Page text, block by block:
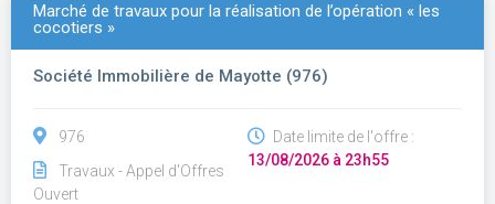
Marché de travaux pour la réalisation de l’opération « les
cocotiers »
Société Immobilière de Mayotte (976)
976
Travaux - Appel d'Offres
Ouvert
Date limite de l'offre :
13/08/2026 à 23h55